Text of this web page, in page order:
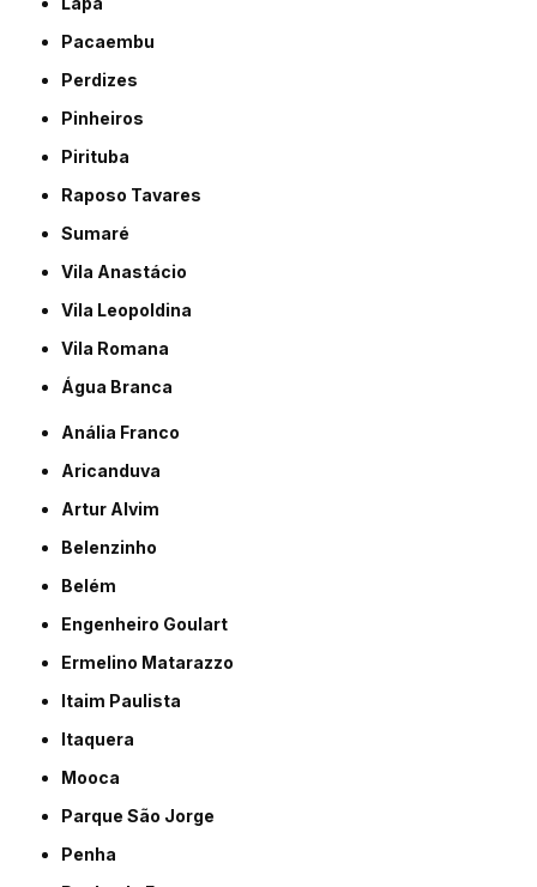
Pacaembu
Perdizes
Pinheiros
Pirituba
Raposo Tavares
Sumaré
Vila Anastácio
Vila Leopoldina
Vila Romana
Água Branca
Anália Franco
Aricanduva
Artur Alvim
Belenzinho
Belém
Engenheiro Goulart
Ermelino Matarazzo
Itaim Paulista
Itaquera
Mooca
Parque São Jorge
Penha